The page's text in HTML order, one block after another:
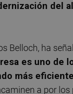
del
Belloch, ha
es uno de
más
a por los